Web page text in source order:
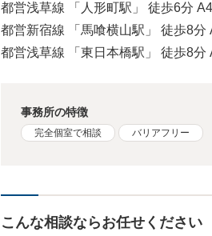
都営浅草線 「人形町駅」 徒歩6分
都営新宿線 「馬喰横山駅」 徒歩8分
都営浅草線 「東日本橋駅」 徒歩8分
事務所の特徴
完全個室で相談 バリアフリー
こんな相談ならお任せください